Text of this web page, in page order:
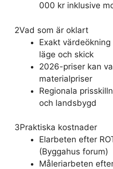
000 kr inklusive
2Vad som är oklart
Exakt
läge och skick
2026-priser kan
materialpriser
Regionala
och landsbygd
3Praktiska kostnader
Elarbeten efter
(Byggahus forum)
Måleriarbeten